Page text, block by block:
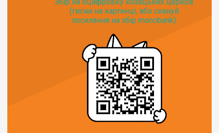
(тисни на картинці, або скануй
посилання на збір monobank):